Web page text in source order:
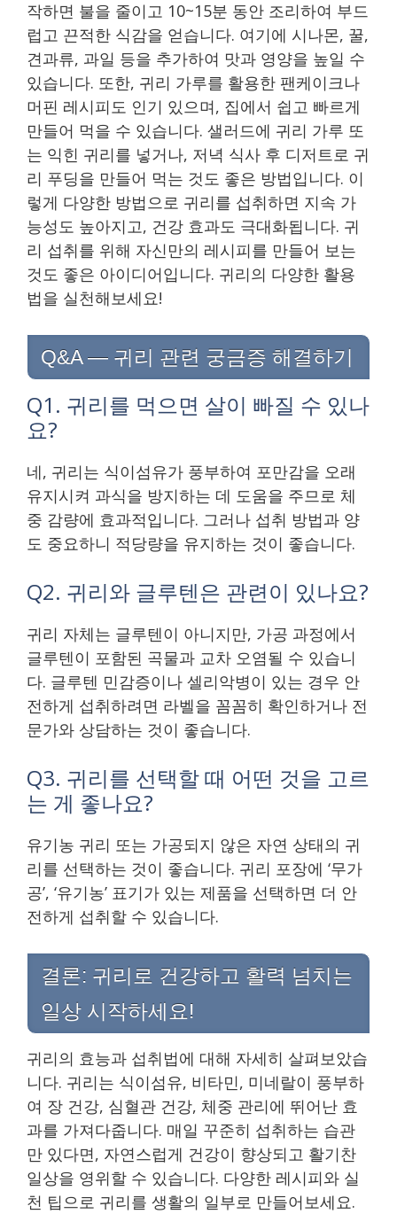
작하면 불을 줄이고 10~15분 동안 조리하여 부드
럽고 끈적한 식감을 얻습니다. 여기에 시나몬, 꿀,
견과류, 과일 등을 추가하여 맛과 영양을 높일 수
있습니다. 또한, 귀리 가루를 활용한 팬케이크나
머핀 레시피도 인기 있으며, 집에서 쉽고 빠르게
만들어 먹을 수 있습니다. 샐러드에 귀리 가루 또
는 익힌 귀리를 넣거나, 저녁 식사 후 디저트로 귀
리 푸딩을 만들어 먹는 것도 좋은 방법입니다. 이
렇게 다양한 방법으로 귀리를 섭취하면 지속 가
능성도 높아지고, 건강 효과도 극대화됩니다. 귀
리 섭취를 위해 자신만의 레시피를 만들어 보는
것도 좋은 아이디어입니다. 귀리의 다양한 활용
법을 실천해보세요!
Q&A — 귀리 관련 궁금증 해결하기
Q1. 귀리를 먹으면 살이 빠질 수 있나
요?
네, 귀리는 식이섬유가 풍부하여 포만감을 오래
유지시켜 과식을 방지하는 데 도움을 주므로 체
중 감량에 효과적입니다. 그러나 섭취 방법과 양
도 중요하니 적당량을 유지하는 것이 좋습니다.
Q2. 귀리와 글루텐은 관련이 있나요?
귀리 자체는 글루텐이 아니지만, 가공 과정에서
글루텐이 포함된 곡물과 교차 오염될 수 있습니
다. 글루텐 민감증이나 셀리악병이 있는 경우 안
전하게 섭취하려면 라벨을 꼼꼼히 확인하거나 전
문가와 상담하는 것이 좋습니다.
Q3. 귀리를 선택할 때 어떤 것을 고르
는 게 좋나요?
유기농 귀리 또는 가공되지 않은 자연 상태의 귀
리를 선택하는 것이 좋습니다. 귀리 포장에 ‘무가
공’, ‘유기농’ 표기가 있는 제품을 선택하면 더 안
전하게 섭취할 수 있습니다.
결론: 귀리로 건강하고 활력 넘치는
일상 시작하세요!
귀리의 효능과 섭취법에 대해 자세히 살펴보았습
니다. 귀리는 식이섬유, 비타민, 미네랄이 풍부하
여 장 건강, 심혈관 건강, 체중 관리에 뛰어난 효
과를 가져다줍니다. 매일 꾸준히 섭취하는 습관
만 있다면, 자연스럽게 건강이 향상되고 활기찬
일상을 영위할 수 있습니다. 다양한 레시피와 실
천 팁으로 귀리를 생활의 일부로 만들어보세요.